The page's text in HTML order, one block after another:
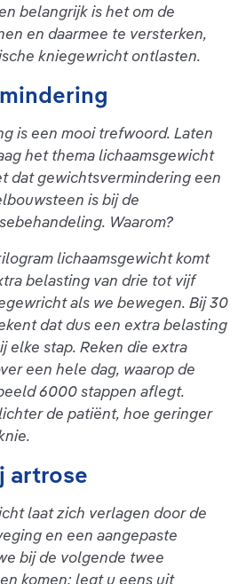
belangrijk is het om de
en daarmee te versterken,
kniegewricht ontlasten.
is een mooi trefwoord. Laten
het thema lichaamsgewicht
dat gewichtsvermindering een
is bij de
Waarom?
lichaamsgewicht komt
belasting van drie tot vijf
als we bewegen. Bij 30
dat dus een extra belasting
elke stap. Reken die extra
een hele dag, waarop de
6000 stappen aflegt.
de patiënt, hoe geringer
artrose
laat zich verlagen door de
en een aangepaste
bij de volgende twee
komen: legt u eens uit